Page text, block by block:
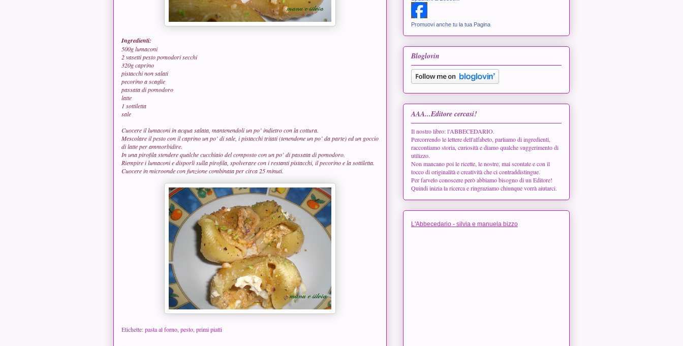
Ingredienti:
500g lumaconi
2 vasetti pesto pomodori secchi
320g caprino
pistacchi non salati
pecorino a scaglie
passata di pomodoro
latte
1 sottiletta
sale
Cuocere il lumaconi in acqua salata, mantenendoli un po’ indietro con la cottura.
Mescolare il pesto con il caprino un po’ di sale, i pistacchi tritati (tenendone un po’ da parte) ed un goccio
di latte per ammorbidire.
In una pirofila stendere qualche cucchiaio del composto con un po’ di passata di pomodoro.
Riempire i lumaconi e disporli sulla pirofila, spolverare con i restanti pistacchi, il pecorino e la sottiletta.
Cuocere in microonde con funzione combinata per circa 25 minuti.
Etichette:pasta al forno, pesto, primi piatti
Promuovi anche tu la tua Pagina
Bloglovin
AAA...Editore cercasi!
Il nostro libro: l'ABBECEDARIO.
Percorrendo le lettere dell'alfabeto, parliamo di ingredienti,
raccontiamo storia, curiosità e diamo qualche suggerimento di
utilizzo.
Non mancano poi le ricette, le nostre, mai scontate e con il
tocco di originalità e creatività che ci contraddistingue.
Per farvelo conoscere però abbiamo bisogno di un Editore!
Quindi inizia la ricerca e ringraziamo chiunque vorrà aiutarci.
L'Abbecedario - silvia e manuela bizzo